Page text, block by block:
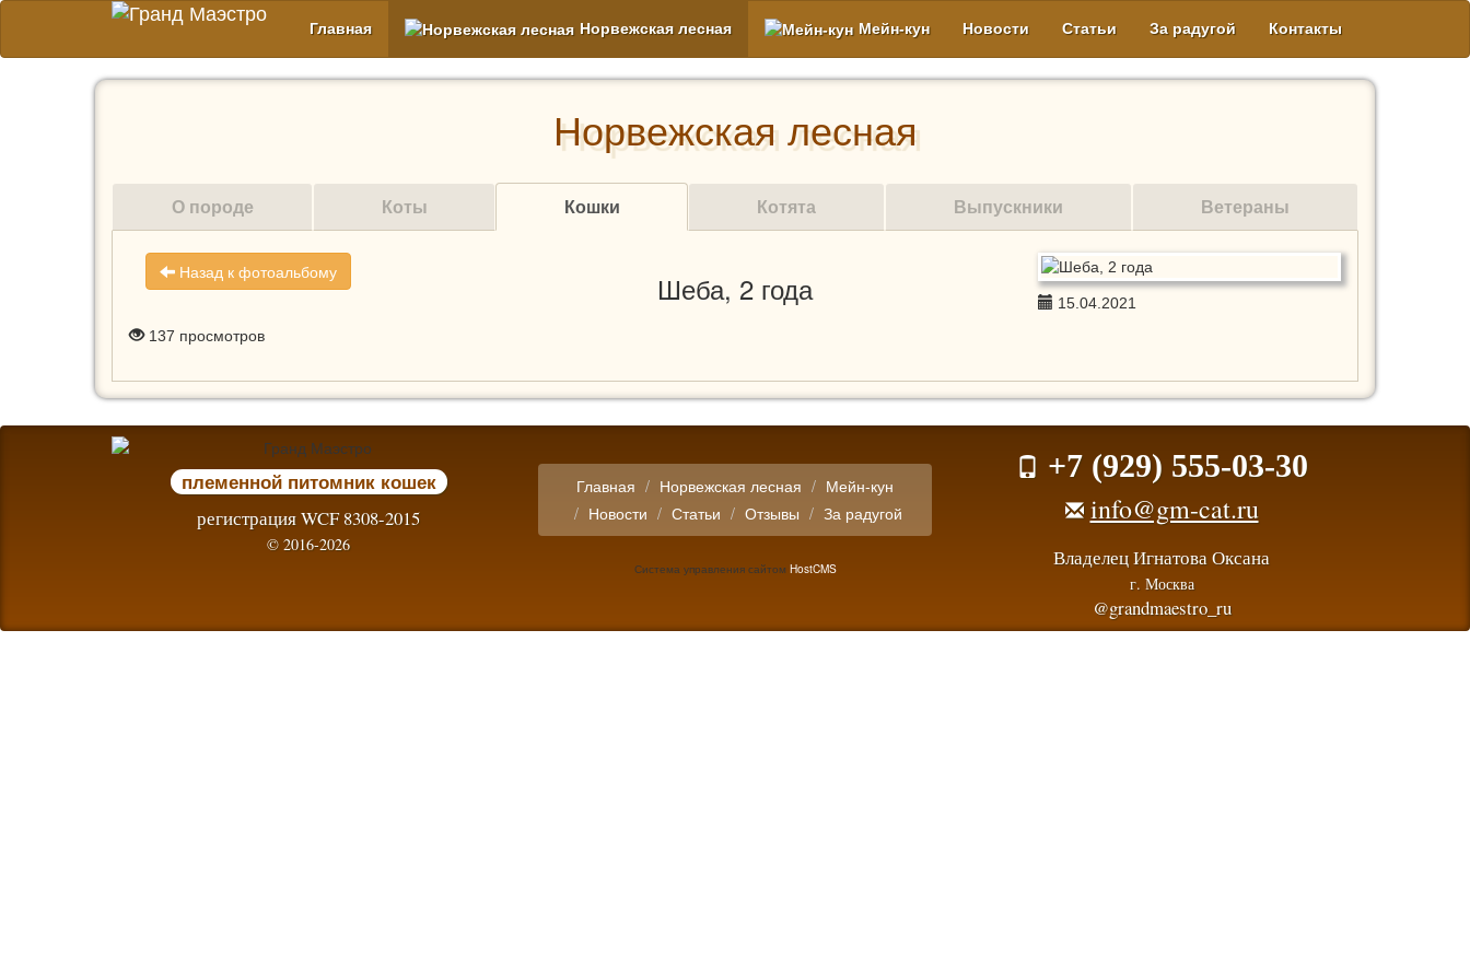
Главная Норвежская лесная Мейн-кун Новости Статьи За радугой Контакты
Норвежская лесная
О породе Коты Кошки Котята Выпускники Ветераны
Назад к фотоальбому Шеба, 2 года
15.04.2021
137 просмотров
племенной питомник кошек
регистрация WCF 8308-2015
© 2016-2026
+7 (929) 555-03-30
info@gm-cat.ru
Владелец Игнатова Оксана
г. Москва
@grandmaestro_ru
Главная Норвежская лесная
Мейн-кун
Новости
Статьи Отзывы За радугой
Система управления сайтом HostCMS